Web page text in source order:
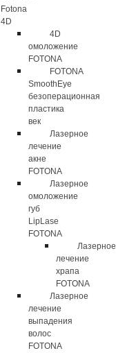
Fotona
4D
4D
омоложение
FOTONA
FOTONA
SmoothEye
безоперационная
пластика
век
Лазерное
лечение
акне
FOTONA
Лазерное
омоложение
губ
LipLase
FOTONA
Лазерное
лечение
храпа
FOTONA
Лазерное
лечение
выпадения
волос
FOTONA